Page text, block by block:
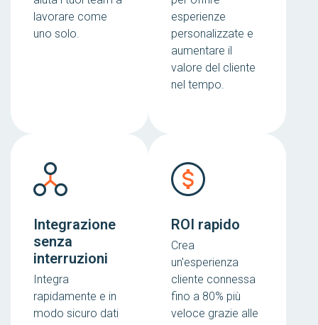
lavorare come
uno solo.
esperienze
personalizzate e
aumentare il
valore del cliente
nel tempo.
Integrazione
senza
interruzioni
Integra
rapidamente e in
modo sicuro dati
ROI rapido
Crea
un'esperienza
cliente connessa
fino a 80% più
veloce grazie alle